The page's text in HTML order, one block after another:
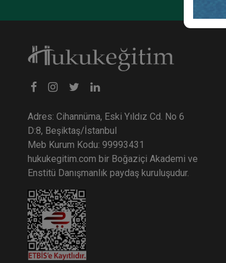
Marmara Üniversitesi, Sosyal Bilimler
Adres: Cihannüma, Eski Yıldız Cd. No 6
D:8, Beşiktaş/İstanbul
Meb Kurum Kodu: 99993431
hukukegitim.com bir Boğaziçi Akademi ve
Enstitü Danışmanlık paydaş kuruluşudur.